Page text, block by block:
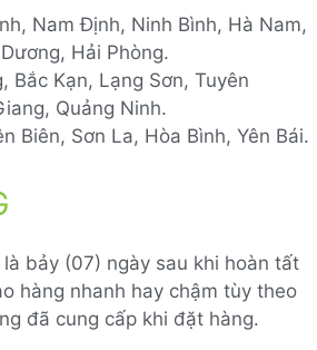
Nam Định, Ninh Bình, Hà Nam,
Hải Phòng.
Bắc Kạn, Lạng Sơn, Tuyên
Quảng Ninh.
Biên, Sơn La, Hòa Bình, Yên Bái.
bảy (07) ngày sau khi hoàn tất
hàng nhanh hay chậm tùy theo
đã cung cấp khi đặt hàng.